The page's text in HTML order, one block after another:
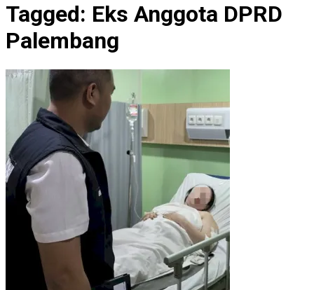
Tagged: Eks Anggota DPRD
Palembang